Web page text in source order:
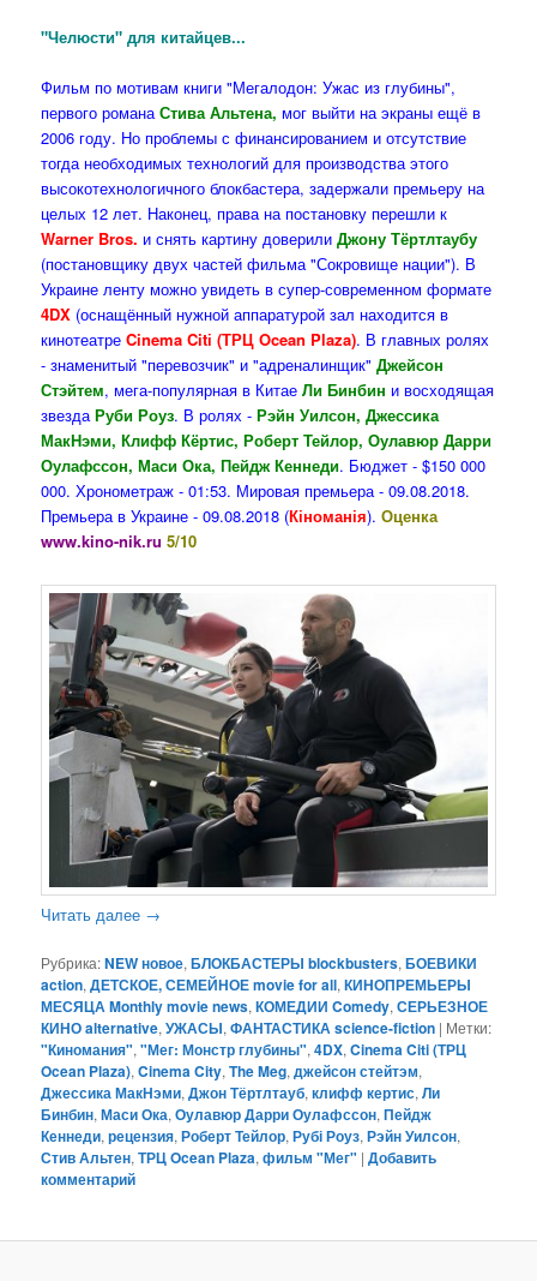
"Челюсти" для китайцев...
Фильм по мотивам книги "Мегалодон: Ужас из глубины",
первого романаСтива Альтена, мог выйти на экраны ещё в
2006 году. Но проблемы с финансированием и отсутствие
тогда необходимых технологий для производства этого
высокотехнологичного блокбастера, задержали премьеру на
целых 12 лет. Наконец, права на постановку перешли к
Warner Bros. и снять картину доверилиДжону Тёртлтаубу
(постановщику двух частей фильма "Сокровище нации"). В
Украине ленту можно увидеть в супер-современном формате
4DX (оснащённый нужной аппаратурой зал находится в
кинотеатре Cinema Citі (ТРЦ Ocean Plaza). В главных ролях
- знаменитый "перевозчик" и "адреналинщик"Джейсон
Стэйтем, мега-популярная в КитаеЛи Бинбин и восходящая
звездаРуби Роуз. В ролях -Рэйн Уилсон, Джессика
МакНэми, Клифф Кёртис, Роберт Тейлор, Оулавюр Дарри
Оулафссон, Маси Ока, Пейдж Кеннеди. Бюджет - $150 000
000. Хронометраж - 01:53. Мировая премьера - 09.08.2018.
Премьера в Украине - 09.08.2018 (Кіноманія).Оценка
www.kino-nik.ru 5/10
Читать далее →
Рубрика:NEW новое,БЛОКБАСТЕРЫ blockbusters,БОЕВИКИ
action,ДЕТСКОЕ, СЕМЕЙНОЕ movie for all,КИНОПРЕМЬЕРЫ
МЕСЯЦА Monthly movie news,КОМЕДИИ Comedy,СЕРЬЕЗНОЕ
КИНО alternative,УЖАСЫ,ФАНТАСТИКА science-fiction | Метки:
"Киномания","Мег: Монстр глубины",4DX,Cinema Citi (ТРЦ
Ocean Plaza),Cinema City,The Meg,джейсон стейтэм,
Джессика МакНэми,Джон Тёртлтауб,клифф кертис,Ли
Бинбин,Маси Ока,Оулавюр Дарри Оулафссон,Пейдж
Кеннеди,рецензия,Роберт Тейлор,Рубі Роуз,Рэйн Уилсон,
Стив Альтен,ТРЦ Ocean Plaza,фильм "Мег" |Добавить
комментарий